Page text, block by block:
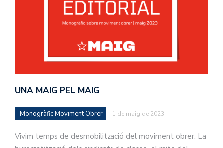
UNA MAIG PEL MAIG
Monogràfic Moviment Obrer 1 de maig de 2023
Vivim temps de desmobilització del moviment obrer. La